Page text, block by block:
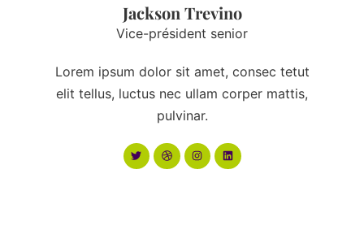
Jackson Trevino
Vice-président senior
Lorem ipsum dolor sit amet, consec tetut
elit tellus, luctus nec ullam corper mattis,
pulvinar.